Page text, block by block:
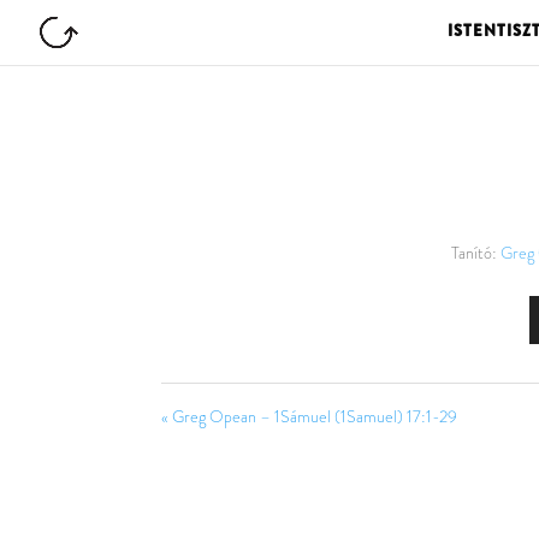
Tanító:
« Greg Opean – 1Sámuel (1Samuel) 17:1-29